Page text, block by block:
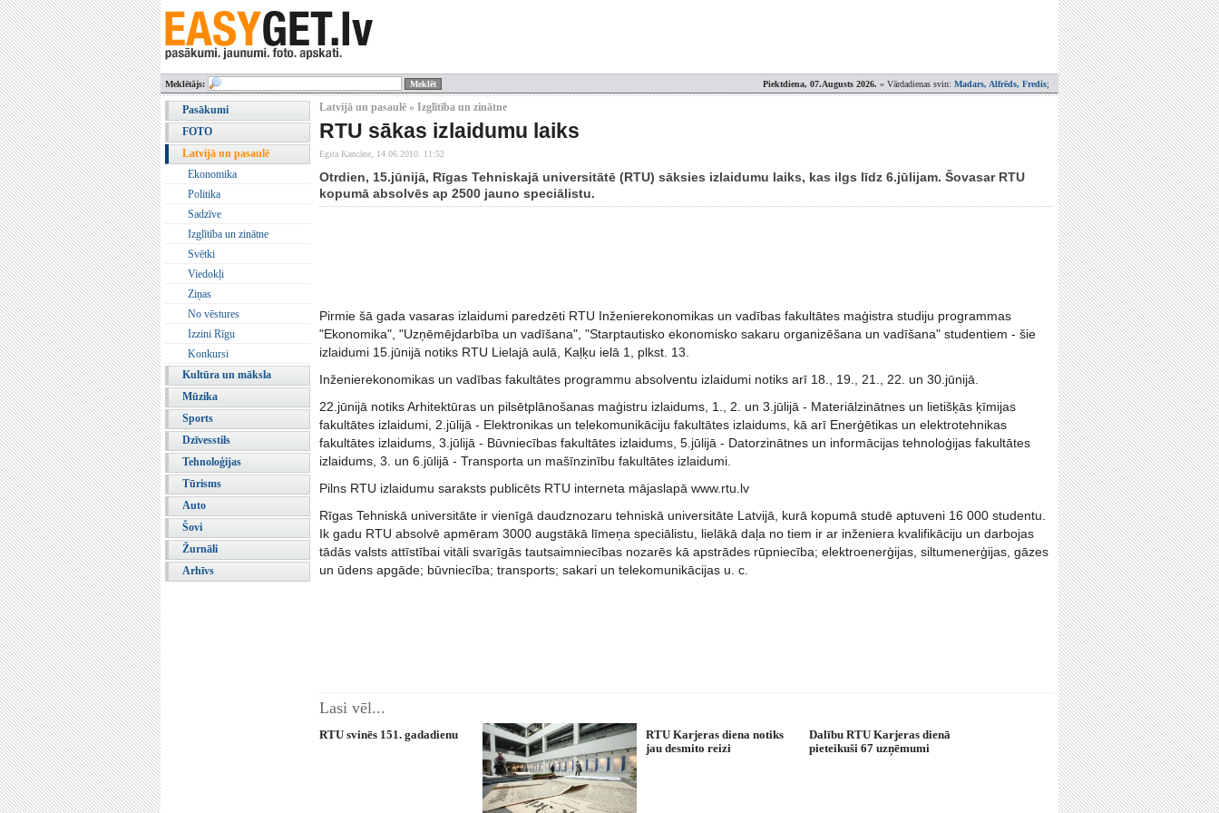
Piektdiena, 07.Augusts 2026. » Vārdadienas svin: Madars, Alfrēds, Fredis;
Meklētājs:
Pasākumi
FOTO
Latvijā un pasaulē
Ekonomika
Politika
Sadzīve
Izglītība un zinātne
Svētki
Viedokļi
Ziņas
No vēstures
Izzini Rīgu
Konkursi
Kultūra un māksla
Mūzika
Sports
Dzīvesstils
Tehnoloģijas
Tūrisms
Auto
Šovi
Žurnāli
Arhīvs
Latvijā un pasaulē » Izglītība un zinātne
RTU sākas izlaidumu laiks
Egita Kancāne, 14.06.2010. 11:52
Otrdien, 15.jūnijā, Rīgas Tehniskajā universitātē (RTU) sāksies izlaidumu laiks, kas ilgs līdz 6.jūlijam. Šovasar RTU
kopumā absolvēs ap 2500 jauno speciālistu.
Pirmie šā gada vasaras izlaidumi paredzēti RTU Inženierekonomikas un vadības fakultātes maģistra studiju programmas
"Ekonomika", "Uzņēmējdarbība un vadīšana", "Starptautisko ekonomisko sakaru organizēšana un vadīšana" studentiem - šie
izlaidumi 15.jūnijā notiks RTU Lielajā aulā, Kaļķu ielā 1, plkst. 13.
Inženierekonomikas un vadības fakultātes programmu absolventu izlaidumi notiks arī 18., 19., 21., 22. un 30.jūnijā.
22.jūnijā notiks Arhitektūras un pilsētplānošanas maģistru izlaidums, 1., 2. un 3.jūlijā - Materiālzinātnes un lietišķās ķīmijas
fakultātes izlaidumi, 2.jūlijā - Elektronikas un telekomunikāciju fakultātes izlaidums, kā arī Enerģētikas un elektrotehnikas
fakultātes izlaidums, 3.jūlijā - Būvniecības fakultātes izlaidums, 5.jūlijā - Datorzinātnes un informācijas tehnoloģijas fakultātes
izlaidums, 3. un 6.jūlijā - Transporta un mašīnzinību fakultātes izlaidumi.
Pilns RTU izlaidumu saraksts publicēts RTU interneta mājaslapā www.rtu.lv
Rīgas Tehniskā universitāte ir vienīgā daudznozaru tehniskā universitāte Latvijā, kurā kopumā studē aptuveni 16 000 studentu.
Ik gadu RTU absolvē apmēram 3000 augstākā līmeņa speciālistu, lielākā daļa no tiem ir ar inženiera kvalifikāciju un darbojas
tādās valsts attīstībai vitāli svarīgās tautsaimniecības nozarēs kā apstrādes rūpniecība; elektroenerģijas, siltumenerģijas, gāzes
un ūdens apgāde; būvniecība; transports; sakari un telekomunikācijas u. c.
Lasi vēl...
RTU svinēs 151. gadadienu
RTU Karjeras diena notiks
jau desmito reizi
Dalību RTU Karjeras dienā
pieteikuši 67 uzņēmumi